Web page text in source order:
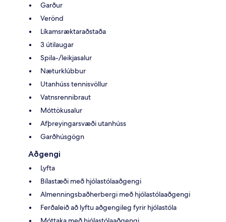
Garður
Verönd
Líkamsræktaraðstaða
3 útilaugar
Spila-/leikjasalur
Næturklúbbur
Utanhúss tennisvöllur
Vatnsrennibraut
Móttökusalur
Afþreyingarsvæði utanhúss
Garðhúsgögn
Aðgengi
Lyfta
Bílastæði með hjólastólaaðgengi
Almenningsbaðherbergi með hjólastólaaðgengi
Ferðaleið að lyftu aðgengileg fyrir hjólastóla